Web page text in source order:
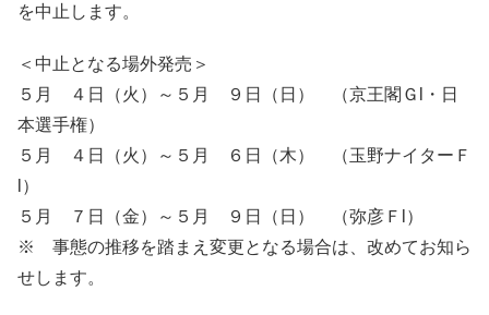
を中止します。
＜中止となる場外発売＞
５月 ４日（火）～５月 ９日（日） （京王閣Ｇl・日
本選手権）
５月 ４日（火）～５月 ６日（木） （玉野ナイターＦ
l）
５月 ７日（金）～５月 ９日（日） （弥彦Ｆl）
※ 事態の推移を踏まえ変更となる場合は、改めてお知ら
せします。